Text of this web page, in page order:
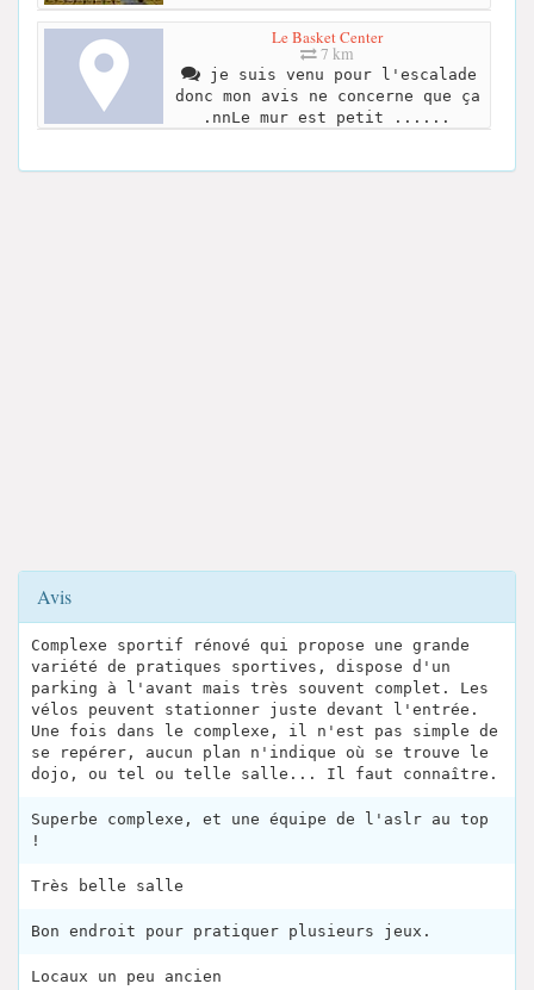
Le Basket Center
7 km
je suis venu pour l'escalade
donc mon avis ne concerne que ça
.nnLe mur est petit ......
Avis
Complexe sportif rénové qui propose une grande
variété de pratiques sportives, dispose d'un
parking à l'avant mais très souvent complet. Les
vélos peuvent stationner juste devant l'entrée.
Une fois dans le complexe, il n'est pas simple de
se repérer, aucun plan n'indique où se trouve le
dojo, ou tel ou telle salle... Il faut connaître.
Superbe complexe, et une équipe de l'aslr au top
!
Très belle salle
Bon endroit pour pratiquer plusieurs jeux.
Locaux un peu ancien